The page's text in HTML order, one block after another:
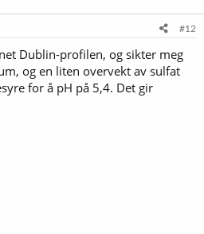
#12
Dublin-profilen, og sikter meg
og en liten overvekt av sulfat
for å pH på 5,4. Det gir